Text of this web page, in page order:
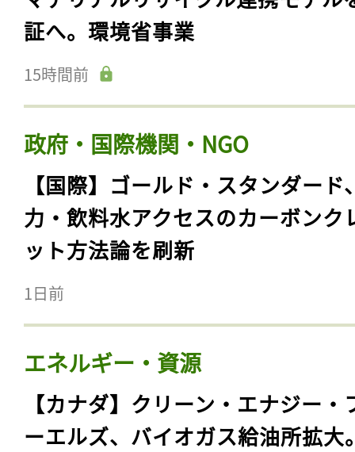
証へ。環境省事業
15時間前
政府・国際機関・NGO
【国際】ゴールド・スタンダード
力・飲料水アクセスのカーボンク
ット方法論を刷新
1日前
エネルギー・資源
【カナダ】クリーン・エナジー・
ーエルズ、バイオガス給油所拡大